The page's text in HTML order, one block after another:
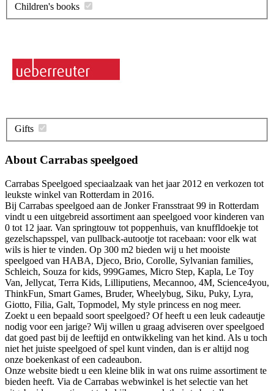
Children's books
Gifts
About Carrabas speelgoed
Carrabas Speelgoed speciaalzaak van het jaar 2012 en verkozen tot
leukste winkel van Rotterdam in 2016.
Bij Carrabas speelgoed aan de Jonker Fransstraat 99 in Rotterdam
vindt u een uitgebreid assortiment aan speelgoed voor kinderen van
0 tot 12 jaar. Van springtouw tot poppenhuis, van knuffldoekje tot
gezelschapsspel, van pullback-autootje tot racebaan: voor elk wat
wils is hier te vinden. Op 300 m2 bieden wij u het mooiste
speelgoed van HABA, Djeco, Brio, Corolle, Sylvanian families,
Schleich, Souza for kids, 999Games, Micro Step, Kapla, Le Toy
Van, Jellycat, Terra Kids, Lilliputiens, Mecannoo, 4M, Science4you,
ThinkFun, Smart Games, Bruder, Wheelybug, Siku, Puky, Lyra,
Giotto, Filia, Galt, Topmodel, My style princess en nog meer.
Zoekt u een bepaald soort speelgoed? Of heeft u een leuk cadeautje
nodig voor een jarige? Wij willen u graag adviseren over speelgoed
dat goed past bij de leeftijd en ontwikkeling van het kind. Als u toch
niet het juiste speelgoed of spel kunt vinden, dan is er altijd nog
onze boekenkast of een cadeaubon.
Onze website biedt u een kleine blik in wat ons ruime assortiment te
bieden heeft. Via de Carrabas webwinkel is het selectie van het